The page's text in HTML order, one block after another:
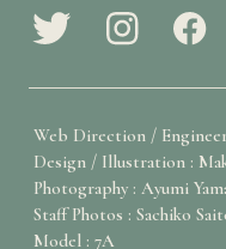
Web Direction /
Design / Illustration :
Photography : Ayumi
Staff Photos : Sachiko
Model : 7A